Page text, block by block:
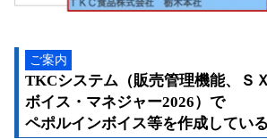
ご案内
TKCシステム（販売管理機能、Ｓ
ボイス・マネジャー2026）で
ペポルインボイス等を作成してい